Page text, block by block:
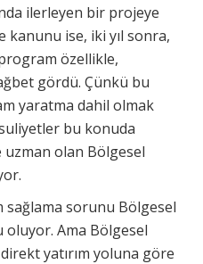
ilerleyen bir projeye
kanunu ise, iki yıl sonra,
program özellikle,
gördü. Çünkü bu
yaratma dahil olmak
bu konuda
olan Bölgesel
sağlama sorunu Bölgesel
Ama Bölgesel
yatırım yoluna göre